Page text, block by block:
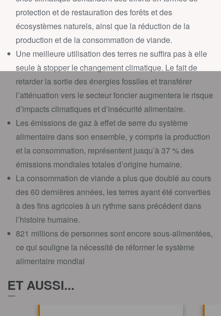
protection et de restauration des forêts et des
écosystèmes naturels, ainsi que la réduction de la
production et de la consommation de viande.
Une meilleure utilisation des terres ne suffira pas à elle
seule à stopper le changement climatique. Le fait de
retarder la sortie des énergies fossiles et transférer
l’atténuation vers le secteur foncier augmentera le risque
d’impacts climatiques et d’insécurité alimentaire.
Les émissions de gaz à effet de serre du système
alimentaire dans son ensemble, y compris la production
et la consommation, représentent jusqu’à 37 % des
émissions mondiales totales d’origine humaine.
La consommation de viande a plus que doublé au cours
des 60 dernières années, les terres ayant été converties
à des fins agricoles à un rythme sans précédent dans
l’histoire humaine.
821 millions de personnes sont encore sous-alimentées,
ce qui souligne la nécessité de réformer le système
alimentaire mondial
ET AUSSI...